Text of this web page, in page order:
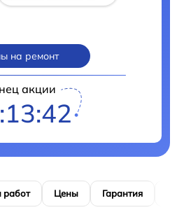
на ремонт
акции
работ Цены Гарантия